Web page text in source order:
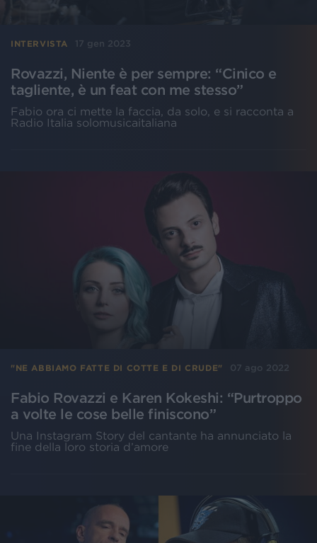
INTERVISTA 17 gen 2023
Rovazzi, Niente è per sempre: “Cinico e
tagliente, è un feat con me stesso”
Fabio ora ci mette la faccia, da solo, e si racconta a
Radio Italia solomusicaitaliana
"NE ABBIAMO FATTE DI COTTE E DI CRUDE" 07 ago 2022
Fabio Rovazzi e Karen Kokeshi: “Purtroppo
a volte le cose belle finiscono”
Una Instagram Story del cantante ha annunciato la
fine della loro storia d’amore